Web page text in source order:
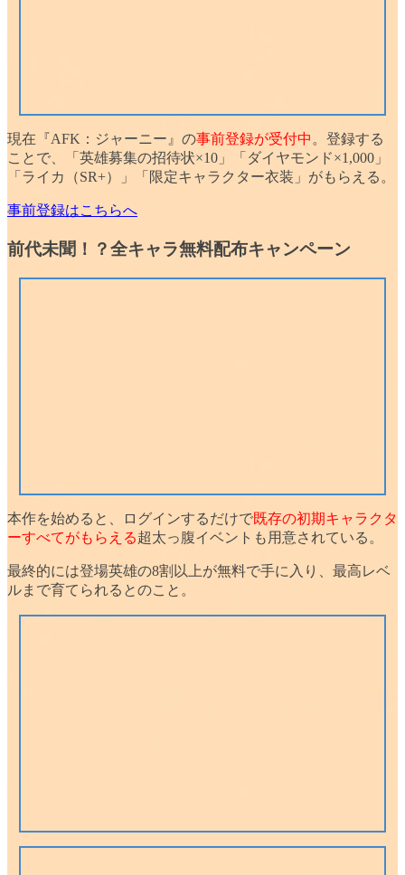
現在『AFK：ジャーニー』の事前登録が受付中 。登録する
ことで、「 英雄募集の招待状×10 」「 ダイヤモンド×1,000 」
「 ライカ（SR+） 」「 限定キャラクター衣装 」がもらえる。
事前登録はこちらへ
前代未聞！？全キャラ無料配布キャンペーン
本作を始めると、 ログインするだけで既存の初期キャラクタ
ーすべてがもらえる超太っ腹イベントも用意されている。
最終的には登場英雄の8割以上が無料で手に入り、最高レベ
ルまで育てられるとのこと。